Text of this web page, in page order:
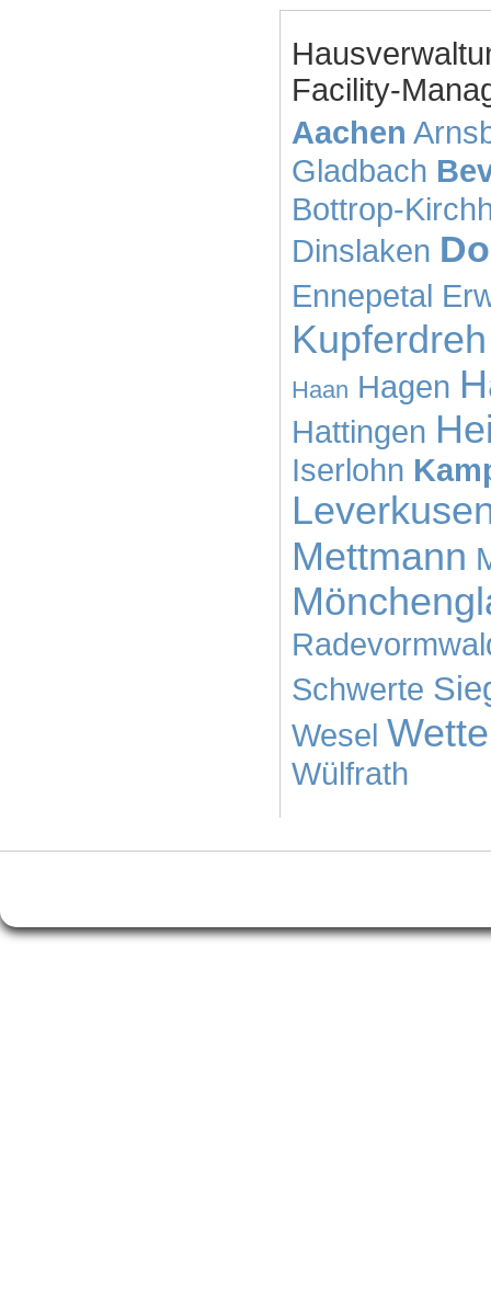
Facility-
Aachen
Gladbach
Bottrop-
Dinslaken
Ennepetal
Kupferdreh
Haan Hagen
Hattingen
Iserlohn
Mettmann
Schwerte
Wesel
Wülfrath